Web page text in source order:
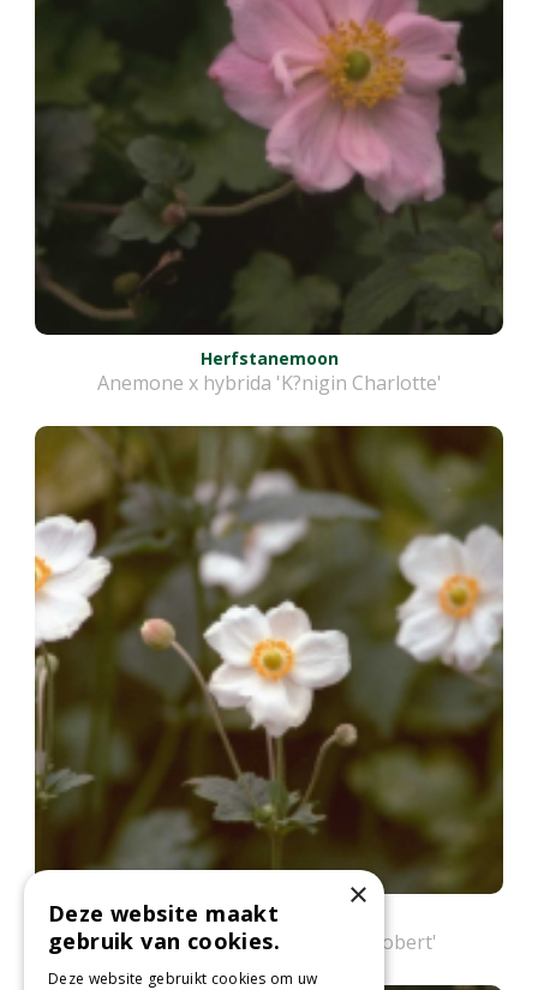
Herfstanemoon
Anemone x hybrida 'K?nigin Charlotte'
Herfstanemoon
Anemone x hybrida 'Honorine Jobert'
×
Deze website maakt
gebruik van cookies.
Deze website gebruikt cookies om uw